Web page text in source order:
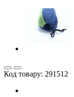
Код товару: 291512